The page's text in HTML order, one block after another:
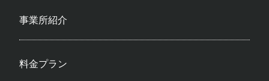
事業所紹介
料金プラン